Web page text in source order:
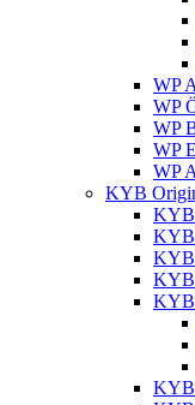
WP
WP
WP
WP
WP
KYB
KYB
KYB
KYB
KYB
KYB
KYB